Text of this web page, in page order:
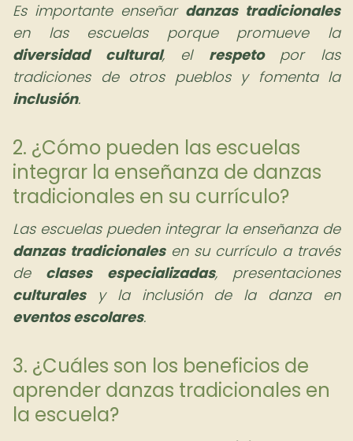
Es importante enseñar danzas tradicionales
en las escuelas porque promueve la
diversidad cultural, el respetopor las
tradiciones de otros pueblos y fomenta la
inclusión.
2. ¿Cómo pueden las escuelas
integrar la enseñanza de danzas
tradicionales en su currículo?
Las escuelas pueden integrar la enseñanza de
danzas tradicionalesen su currículo a través
de clases especializadas, presentaciones
culturalesy la inclusión de la danza en
eventos escolares.
3. ¿Cuáles son los beneficios de
aprender danzas tradicionales en
la escuela?